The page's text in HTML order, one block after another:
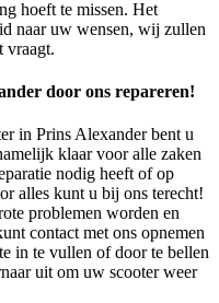
hoeft te missen. Het
naar uw wensen, wij zullen
vraagt.
door ons repareren!
in Prins Alexander bent u
klaar voor alle zaken
nodig heeft of op
alles kunt u bij ons terecht!
problemen worden en
contact met ons opnemen
in te vullen of door te bellen
uit om uw scooter weer